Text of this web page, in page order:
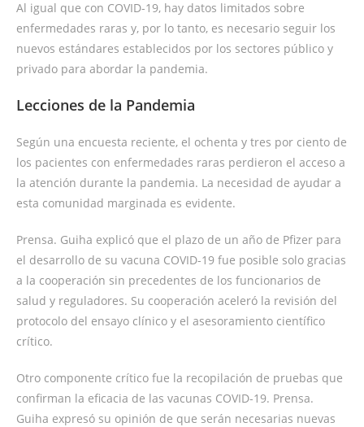
Al igual que con COVID-19, hay datos limitados sobre
enfermedades raras y, por lo tanto, es necesario seguir los
nuevos estándares establecidos por los sectores público y
privado para abordar la pandemia.
Lecciones de la Pandemia
Según una encuesta reciente, el ochenta y tres por ciento de
los pacientes con enfermedades raras perdieron el acceso a
la atención durante la pandemia. La necesidad de ayudar a
esta comunidad marginada es evidente.
Prensa. Guiha explicó que el plazo de un año de Pfizer para
el desarrollo de su vacuna COVID-19 fue posible solo gracias
a la cooperación sin precedentes de los funcionarios de
salud y reguladores. Su cooperación aceleró la revisión del
protocolo del ensayo clínico y el asesoramiento científico
crítico.
Otro componente crítico fue la recopilación de pruebas que
confirman la eficacia de las vacunas COVID-19. Prensa.
Guiha expresó su opinión de que serán necesarias nuevas